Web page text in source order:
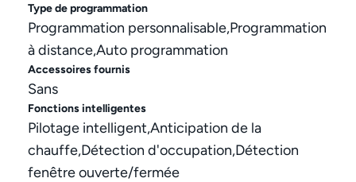
Type de programmation
Programmation personnalisable,Programmation
à distance,Auto programmation
Accessoires fournis
Sans
Fonctions intelligentes
Pilotage intelligent,Anticipation de la
chauffe,Détection d'occupation,Détection
fenêtre ouverte/fermée